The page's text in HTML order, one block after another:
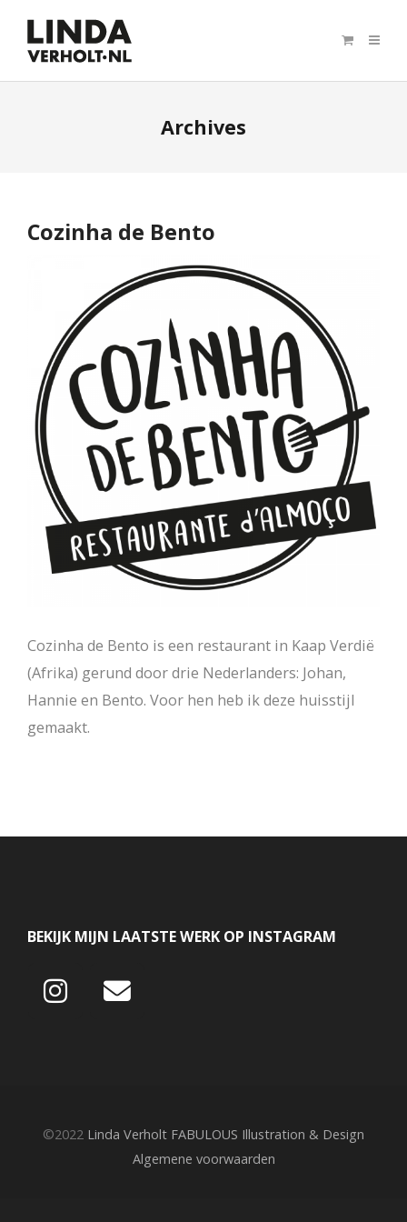
Archives
Cozinha de Bento
Cozinha de Bento is een restaurant in Kaap Verdië
(Afrika) gerund door drie Nederlanders: Johan,
Hannie en Bento. Voor hen heb ik deze huisstijl
gemaakt.
BEKIJK MIJN LAATSTE WERK OP INSTAGRAM
©2022 Linda Verholt FABULOUS Illustration & Design
Algemene voorwaarden